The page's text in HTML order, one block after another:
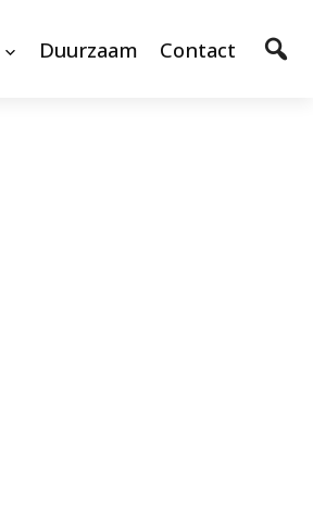
Duurzaam Contact